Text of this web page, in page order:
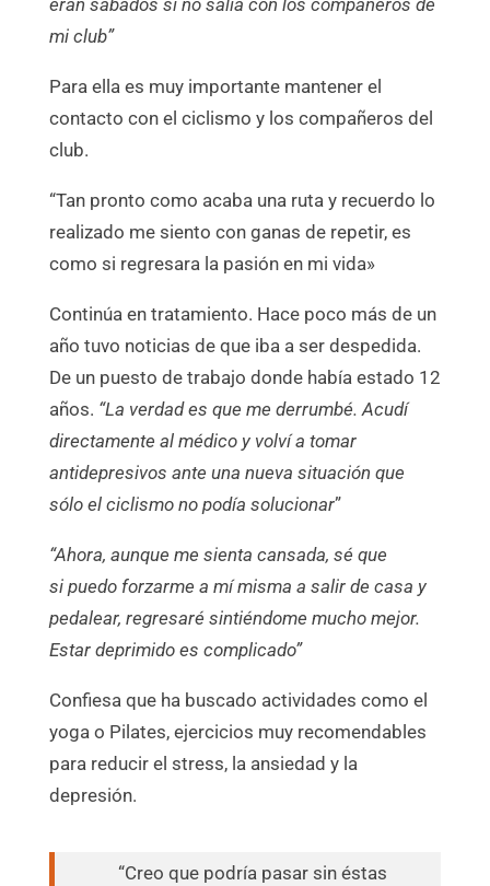
eran sábados si no salía con los compañeros de
mi club”
Para ella es muy importante mantener el
contacto con el ciclismo y los compañeros del
club.
“Tan pronto como acaba una ruta y recuerdo lo
realizado me siento con ganas de repetir, es
como si regresara la pasión en mi vida»
Continúa en tratamiento. Hace poco más de un
año tuvo noticias de que iba a ser despedida.
De un puesto de trabajo donde había estado 12
años. “La verdad es que me derrumbé. Acudí
directamente al médico y volví a tomar
antidepresivos ante una nueva situación que
sólo el ciclismo no podía solucionar”
“Ahora, aunque me sienta cansada, sé que
si puedo forzarme a mí misma a salir de casa y
pedalear, regresaré sintiéndome mucho mejor.
Estar deprimido es complicado”
Confiesa que ha buscado actividades como el
yoga o Pilates, ejercicios muy recomendables
para reducir el stress, la ansiedad y la
depresión.
“Creo que podría pasar sin éstas